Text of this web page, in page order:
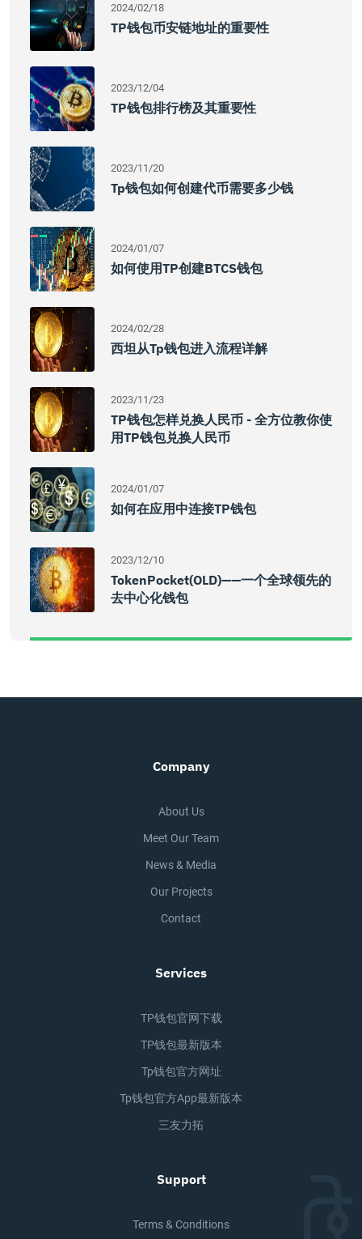
2024/02/18
TP钱包币安链地址的重要性
2023/12/04
TP钱包排行榜及其重要性
2023/11/20
Tp钱包如何创建代币需要多少钱
2024/01/07
如何使用TP创建BTCS钱包
2024/02/28
西坦从tp钱包进入流程详解
2023/11/23
TP钱包怎样兑换人民币 - 全方位教你使
用TP钱包兑换人民币
2024/01/07
如何在应用中连接TP钱包
2023/12/10
TokenPocket(OLD)——一个全球领先的
去中心化钱包
Company
About Us
Meet Our Team
News & Media
Our Projects
Contact
Services
TP钱包官网下载
TP钱包最新版本
Tp钱包官方网址
Tp钱包官方app最新版本
三友力拓
Support
Terms & Conditions